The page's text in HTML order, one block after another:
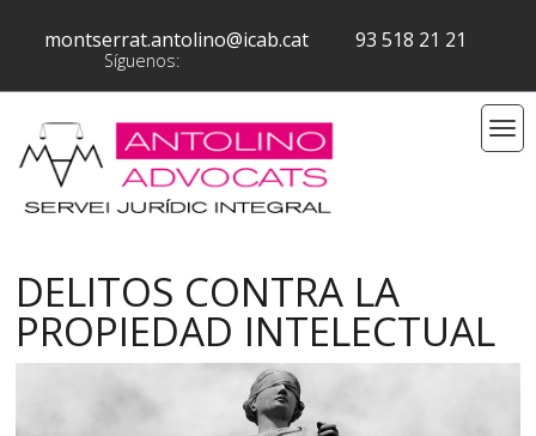
montserrat.antolino@icab.cat 93 518 21 21
Síguenos:
DELITOS CONTRA LA
PROPIEDAD INTELECTUAL